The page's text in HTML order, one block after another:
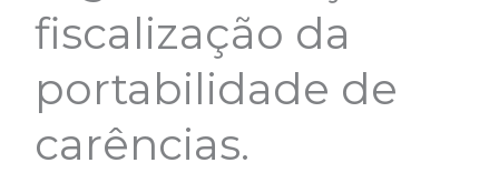
fiscalização da
portabilidade de
carências.